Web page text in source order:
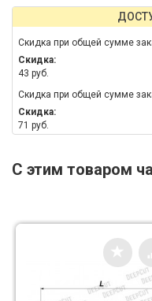
Скидка при общей сумме
Скидка:
43 руб.
Скидка при общей сумме
Скидка:
71 руб.
С этим товаром